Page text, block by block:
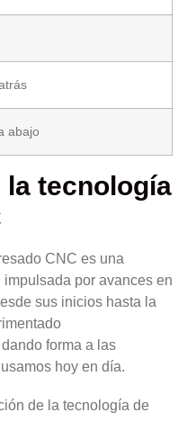
abajo
la tecnología
CNC es una
por avances en
sus inicios hasta la
forma a las
hoy en día.
de la tecnología de